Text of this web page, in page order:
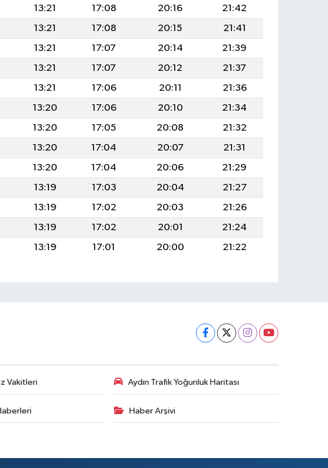
13:21 17:08 20:16
21:42
13:21 17:08 20:15
21:41
13:21 17:07 20:14
21:39
13:21 17:07 20:12
21:37
13:21 17:06 20:11
21:36
13:20 17:06 20:10
21:34
13:20 17:05 20:08
21:32
13:20 17:04 20:07
21:31
13:20 17:04 20:06
21:29
13:19 17:03 20:04
21:27
13:19 17:02 20:03
21:26
13:19 17:02 20:01
21:24
13:19 17:01 20:00 21:22
Vakitleri Aydın Trafik Yoğunluk Haritası
Haber Arşivi